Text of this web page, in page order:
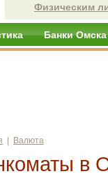
Физическим
Банки Омска
Валюта
в